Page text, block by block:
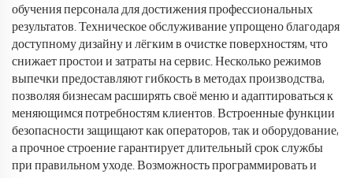
обучения персонала для достижения профессиональных
результатов. Техническое обслуживание упрощено благодаря
доступному дизайну и лёгким в очистке поверхностям, что
снижает простои и затраты на сервис. Несколько режимов
выпечки предоставляют гибкость в методах производства,
позволяя бизнесам расширять своё меню и адаптироваться к
меняющимся потребностям клиентов. Встроенные функции
безопасности защищают как операторов, так и оборудование,
а прочное строение гарантирует длительный срок службы
при правильном уходе. Возможность программировать и